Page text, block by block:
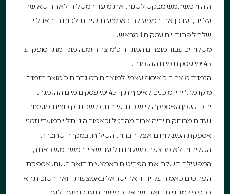
היה והמשתמש מבקש לשנות את מועד המשלוח לאחר שאושר
על ידו, יעדכן את המפעילה באמצעות שירות לקוחות האונליין
שלה לפחות יום עסקים 1 מראש.
משלוחים עבור מוצרים המוגדר כ״מוצר הזמנה מוקדמת״ יסופקו עד
45 ימי עסקים מיום ההזמנה.
הזמנת מוצרים ב״איסוף עצמי״ למוצרים המוגדרים כ״מוצר הזמנה
מוקדמת״ יהיו מוכנים לאיסוף תוך 45 ימי עסקים מיום ההזמנה.
יתכן שזמן האספקה ליישובים, עיירות, מושבים, קיבוצים, מועצות
ויעדים מרוחקים יהיה ארוך מהרגיל וכאמור הינו תלוי במועדי וזמני
אספקת המשלוחים אצל חברות השילוח. במקרה שחברת
השליחות לא מבצעת משלוחים ליעד שציין המשתמש באתר,
המפעילה תשלח את הפריטים באמצעות דואר רשום. אספקת
הפריטים כאמור על ידי דואר ישראל באמצעות דואר רשום תהא